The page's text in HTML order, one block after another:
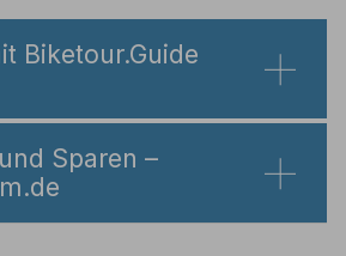
Biketour.Guide
Sparen –